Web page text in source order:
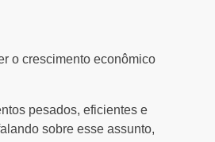
o crescimento econômico
pesados, eficientes e
sobre esse assunto,